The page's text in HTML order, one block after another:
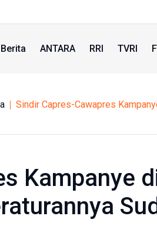
Berita ANTARA RRI TVRI
Sindir Capres-Cawapres
Kampanye